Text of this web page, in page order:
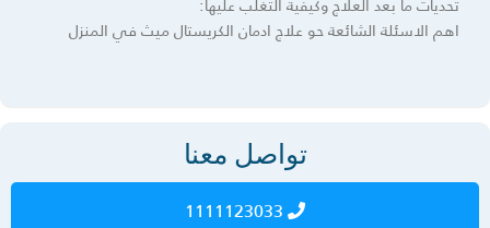
اهم الاسئلة الشائعة حو علاج ادمان الكريستال ميث في المنزل
تواصل معنا
1111123033